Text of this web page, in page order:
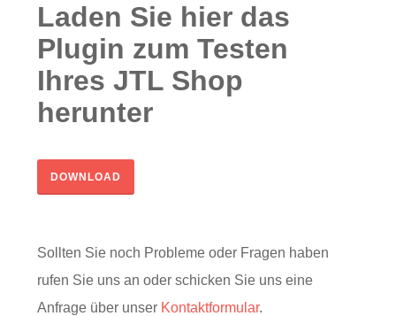
Laden Sie hier das
Plugin zum Testen
Ihres JTL Shop
herunter
DOWNLOAD
Sollten Sie noch Probleme oder Fragen haben
rufen Sie uns an oder schicken Sie uns eine
Anfrage über unser Kontaktformular.